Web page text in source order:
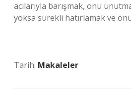
acılarıyla barışmak, onu
yoksa sürekli hatırlamak ve
Tarih: Makaleler